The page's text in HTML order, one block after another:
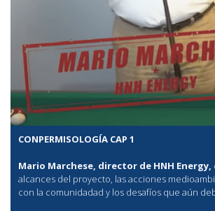
CONPERMISOLOGÍA CAP 1
Mario Marchese, director de HNH Energy,
alcances del proyecto, las acciones
con la comunidadad y los desafíos que aún